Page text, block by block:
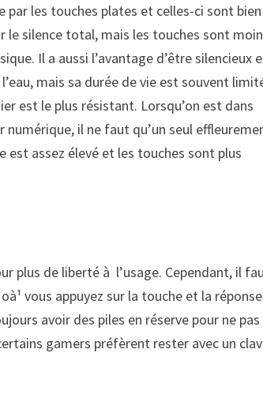
les touches plates et celles-ci sont bien
le silence total, mais les touches sont
Il a aussi l’avantage d’être silencieux
mais sa durée de vie est souvent
est le plus résistant. Lorsqu’on est dans
il ne faut qu’un seul
est assez élevé et les touches sont plus
plus de liberté à l’usage. Cependant, il
vous appuyez sur la touche et la
avoir des piles en réserve pour ne pas
gamers préfèrent rester avec un